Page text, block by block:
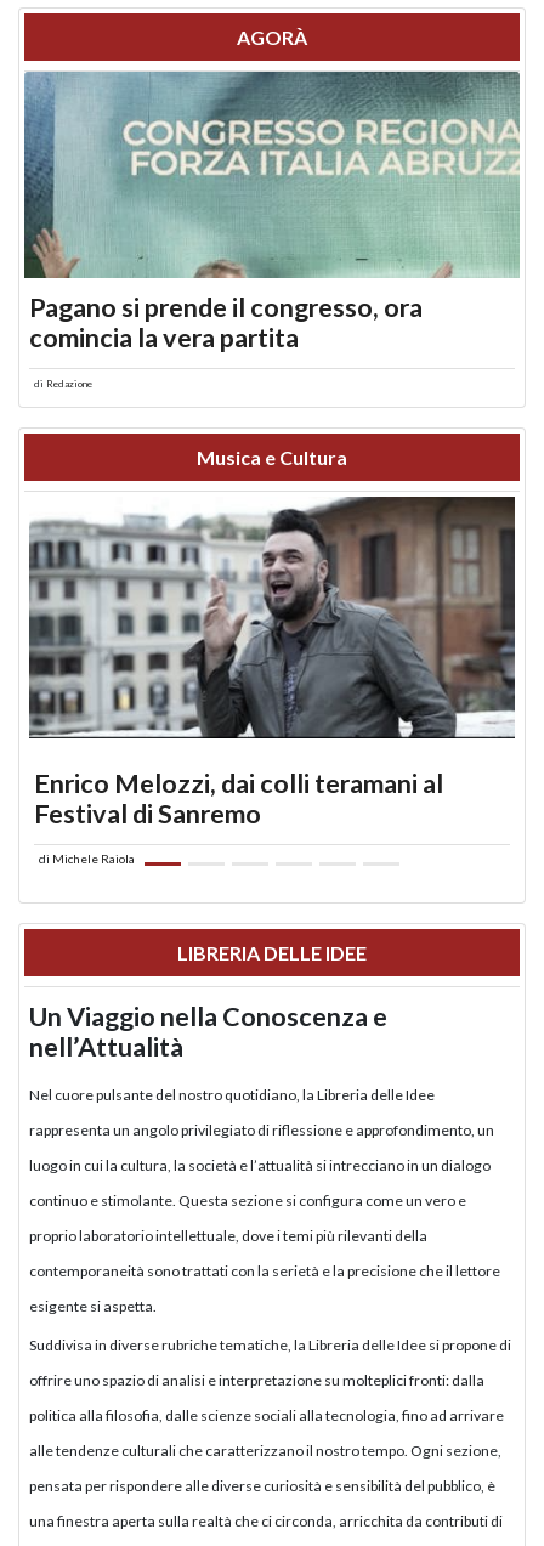
AGORÀ
Pagano si prende il congresso, ora
comincia la vera partita
di Redazione
Musica e Cultura
Enrico Melozzi, dai colli teramani al
Festival di Sanremo
di Michele Raiola
LIBRERIA DELLE IDEE
Un Viaggio nella Conoscenza e
nell’Attualità
Nel cuore pulsante del nostro quotidiano, la Libreria delle Idee
rappresenta un angolo privilegiato di riflessione e approfondimento, un
luogo in cui la cultura, la società e l’attualità si intrecciano in un dialogo
continuo e stimolante. Questa sezione si configura come un vero e
proprio laboratorio intellettuale, dove i temi più rilevanti della
contemporaneità sono trattati con la serietà e la precisione che il lettore
esigente si aspetta.
Suddivisa in diverse rubriche tematiche, la Libreria delle Idee si propone di
offrire uno spazio di analisi e interpretazione su molteplici fronti: dalla
politica alla filosofia, dalle scienze sociali alla tecnologia, fino ad arrivare
alle tendenze culturali che caratterizzano il nostro tempo. Ogni sezione,
pensata per rispondere alle diverse curiosità e sensibilità del pubblico, è
una finestra aperta sulla realtà che ci circonda, arricchita da contributi di